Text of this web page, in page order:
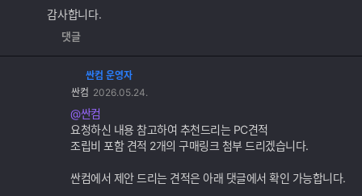
감사합니다.
댓글
싼컴 운영자
싼컴 2026.05.24.
@싼컴
요청하신 내용 참고하여 추천드리는 PC견적
조립비 포함 견적 2개의 구매링크 첨부 드리겠습니다.
싼컴에서 제안 드리는 견적은 아래 댓글에서 확인 가능합니다.